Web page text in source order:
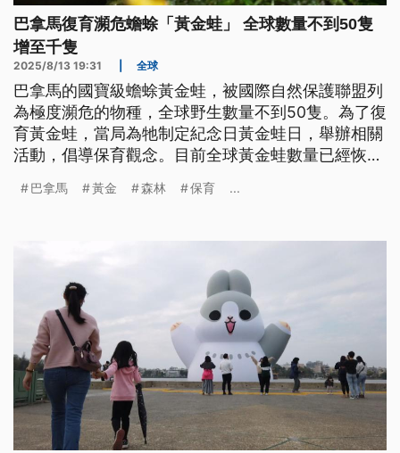
巴拿馬復育瀕危蟾蜍「黃金蛙」 全球數量不到50隻
增至千隻
2025/8/13 19:31 全球
巴拿馬的國寶級蟾蜍黃金蛙，被國際自然保護聯盟列
為極度瀕危的物種，全球野生數量不到50隻。為了復
育黃金蛙，當局為牠制定紀念日黃金蛙日，舉辦相關
活動，倡導保育觀念。目前全球黃金蛙數量已經恢復
的分泌物會含有劇毒，1小隻就能毒殺1200隻老鼠。
巴拿馬 黃金 森林 保育 ...